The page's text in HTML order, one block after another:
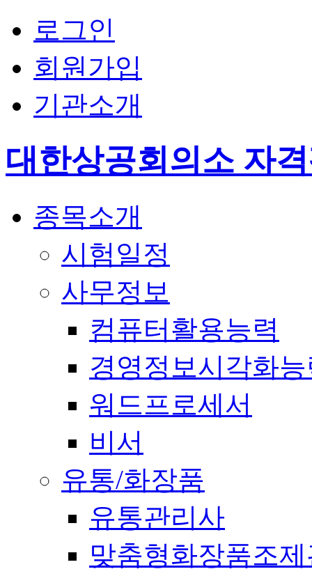
로그인
회원가입
기관소개
대한상공회의소 자
종목소개
시험일정
사무정보
컴퓨터활용능력
경영정보시각화
워드프로세서
비서
유통/화장품
유통관리사
맞춤형화장품조